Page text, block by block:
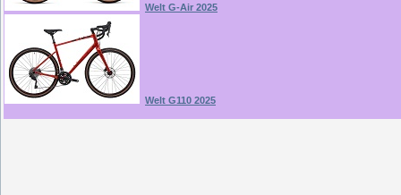
Welt G-Air 2025
Welt G110 2025